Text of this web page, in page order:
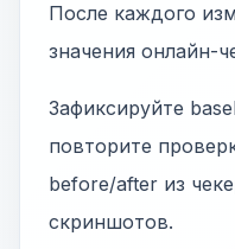
После каждого
значения онлайн-
Зафиксируйте
повторите
before/after из
скриншотов.